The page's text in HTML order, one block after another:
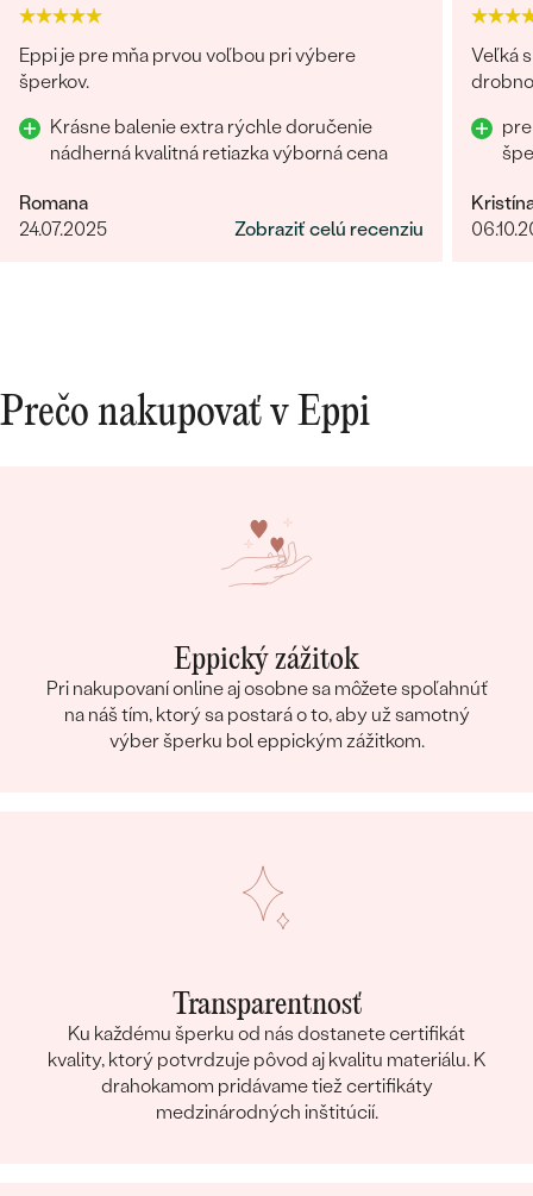
Eppi je pre mňa prvou voľbou pri výbere
šperkov.
Krásne balenie extra rýchle doručenie
nádherná kvalitná retiazka výborná cena
Romana
24.07.2025
Zobraziť celú recenziu
Veľká
Prečo nakupovať v Eppi
Eppický zážitok
Pri nakupovaní online aj osobne sa môžete spoľahnúť
na náš tím, ktorý sa postará o to, aby už samotný
výber šperku bol eppickým zážitkom.
Transparentnosť
Ku každému šperku od nás dostanete certifikát
kvality, ktorý potvrdzuje pôvod aj kvalitu materiálu. K
drahokamom pridávame tiež certifikáty
medzinárodných inštitúcií.